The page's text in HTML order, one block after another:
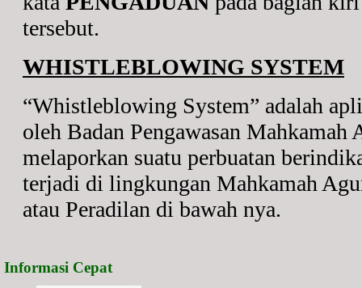
tersebut.
WHISTLEBLOWING SYSTEM
“Whistleblowing System” adalah
oleh Badan Pengawasan Mahkamah
melaporkan suatu perbuatan
terjadi di lingkungan Mahkamah
atau Peradilan di bawah nya.
Informasi Cepat